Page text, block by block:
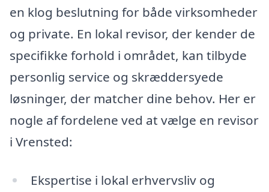
en klog beslutning for både virksomheder
og private. En lokal revisor, der kender de
specifikke forhold i området, kan tilbyde
personlig service og skræddersyede
løsninger, der matcher dine behov. Her er
nogle af fordelene ved at vælge en revisor
i Vrensted:
Ekspertise i lokal erhvervsliv og